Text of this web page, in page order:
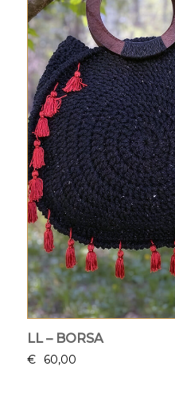
LL – BORSA
€ 60,00